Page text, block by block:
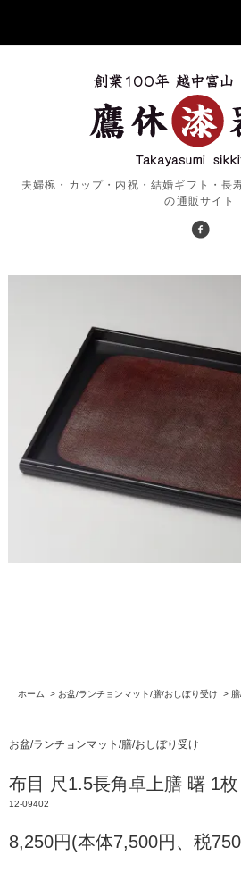
夫婦椀・カップ・内祝・結婚ギフト・長
の通販サイト
ホーム > お盆/ランチョンマット/膳/おしぼり受け >
お盆/ランチョンマット/膳/おしぼり受け
布目 尺1.5長角卓上膳 曙 1枚
12-09402
8,250円(本体7,500円、税